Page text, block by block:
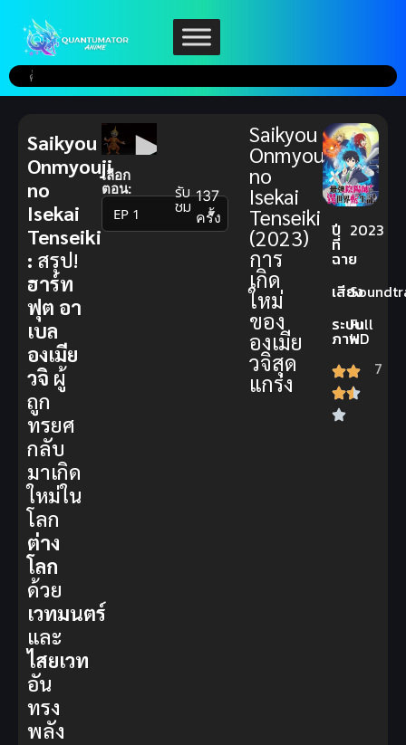
เลือก
ตอน:
▼
รับ
ชม 137
ครั้ง
Saikyou
Onmyouji
no
Isekai
Tenseiki
(2023)
การ
เกิด
ใหม่
ของ
องเมีย
วจิสุด
แกร่ง
ปี
ที่
ฉาย
2023
เสียง
ระบบ
ภาพ
Full
HD
7
Saikyou
Onmyouji
no
Isekai
Tenseiki
: สรุป!
ฮาร์ท
ฟุต อา
เบล
องเมีย
วจิ ผู้
ถูก
ทรยศ
กลับ
มาเกิด
ใหม่ใน
โลก
ต่าง
โลก
ด้วย
เวทมนตร์
และ
ไสยเวท
อัน
ทรง
พลัง